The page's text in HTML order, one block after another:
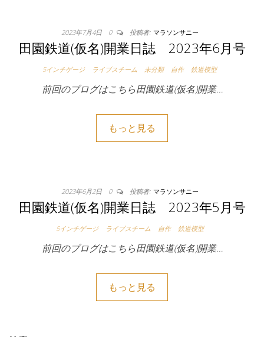
2023年7月4日 0 投稿者: マラソンサニー
田園鉄道(仮名)開業日誌 2023年6月号
5インチゲージ ライブスチーム 未分類 自作 鉄道模型
前回のブログはこちら田園鉄道(仮名)開業…
もっと見る
2023年6月2日 0 投稿者: マラソンサニー
田園鉄道(仮名)開業日誌 2023年5月号
5インチゲージ ライブスチーム 自作 鉄道模型
前回のブログはこちら田園鉄道(仮名)開業…
もっと見る